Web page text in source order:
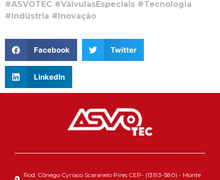
#ASVOTEC #VálvulasEspeciais #Tecnologia
#Indústria #Inovação
Facebook Twitter
LinkedIn
Rod. Cônego Cyriaco Scaranelo Pires CEP- (13193-580) - Monte